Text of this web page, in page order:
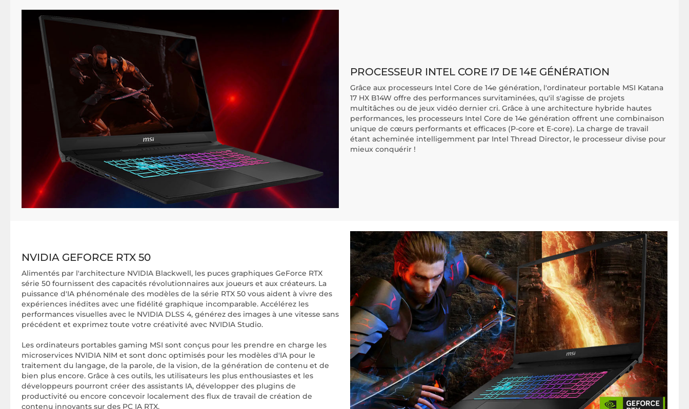
PROCESSEUR INTEL CORE I7 DE 14E GÉNÉRATION
Grâce aux processeurs Intel Core de 14e génération, l'ordinateur portable MSI Katana
17 HX B14W offre des performances survitaminées, qu'il s'agisse de projets
multitâches ou de jeux vidéo dernier cri. Grâce à une architecture hybride hautes
performances, les processeurs Intel Core de 14e génération offrent une combinaison
unique de cœurs performants et efficaces (P-core et E-core). La charge de travail
étant acheminée intelligemment par Intel Thread Director, le processeur divise pour
mieux conquérir !
NVIDIA GEFORCE RTX 50
Alimentés par l'architecture NVIDIA Blackwell, les puces graphiques GeForce RTX
série 50 fournissent des capacités révolutionnaires aux joueurs et aux créateurs. La
puissance d'IA phénoménale des modèles de la série RTX 50 vous aident à vivre des
expériences inédites avec une fidélité graphique incomparable. Accélérez les
performances visuelles avec le NVIDIA DLSS 4, générez des images à une vitesse sans
précédent et exprimez toute votre créativité avec NVIDIA Studio.
Les ordinateurs portables gaming MSI sont conçus pour les prendre en charge les
microservices NVIDIA NIM et sont donc optimisés pour les modèles d'IA pour le
traitement du langage, de la parole, de la vision, de la génération de contenu et de
bien plus encore. Grâce à ces outils, les utilisateurs les plus enthousiastes et les
développeurs pourront créer des assistants IA, développer des plugins de
productivité ou encore concevoir localement des flux de travail de création de
contenu innovants sur des PC IA RTX.